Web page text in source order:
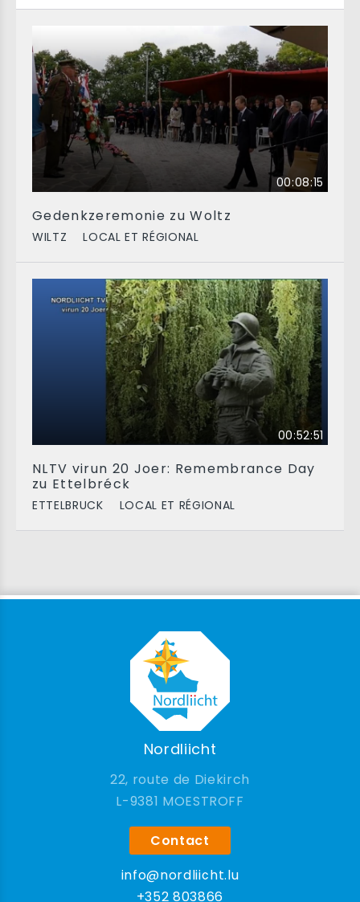
00:08:15
Gedenkzeremonie zu Woltz
WILTZ LOCAL ET RÉGIONAL
00:52:51
NLTV virun 20 Joer: Remembrance Day
zu Ettelbréck
ETTELBRUCK LOCAL ET RÉGIONAL
Nordliicht
22, route de Diekirch
9381 MOESTROFF
Contact
info@nordliicht.lu
+352 803866